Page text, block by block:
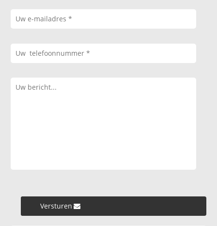
Versturen »